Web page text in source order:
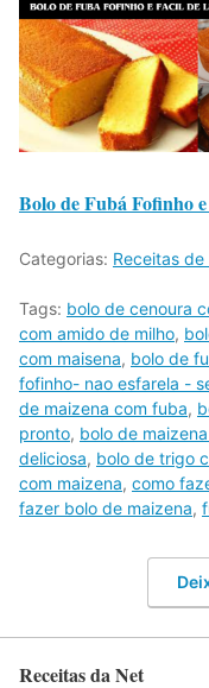
Bolo de Fubá Fofinho
Categorias: Receitas de
Tags: bolo de cenoura
com amido de milho,
com maisena, bolo de
fofinho- nao esfarela -
de maizena com fuba,
pronto, bolo de
deliciosa, bolo de trigo
com maizena, como
fazer bolo de maizena,
Receitas da Net